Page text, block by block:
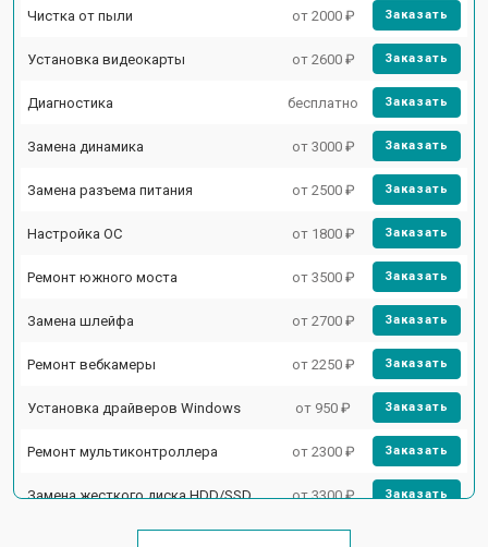
Чистка от пыли от 2000 ₽ Заказать
Установка видеокарты от 2600 ₽ Заказать
Диагностика бесплатно Заказать
Замена динамика от 3000 ₽ Заказать
Замена разъема питания от 2500 ₽ Заказать
Настройка ОС от 1800 ₽ Заказать
Ремонт южного моста от 3500 ₽ Заказать
Замена шлейфа от 2700 ₽ Заказать
Ремонт вебкамеры от 2250 ₽ Заказать
Установка драйверов Windows от 950 ₽ Заказать
Ремонт мультиконтроллера от 2300 ₽ Заказать
Замена жесткого диска HDD/SSD от 3300 ₽ Заказать